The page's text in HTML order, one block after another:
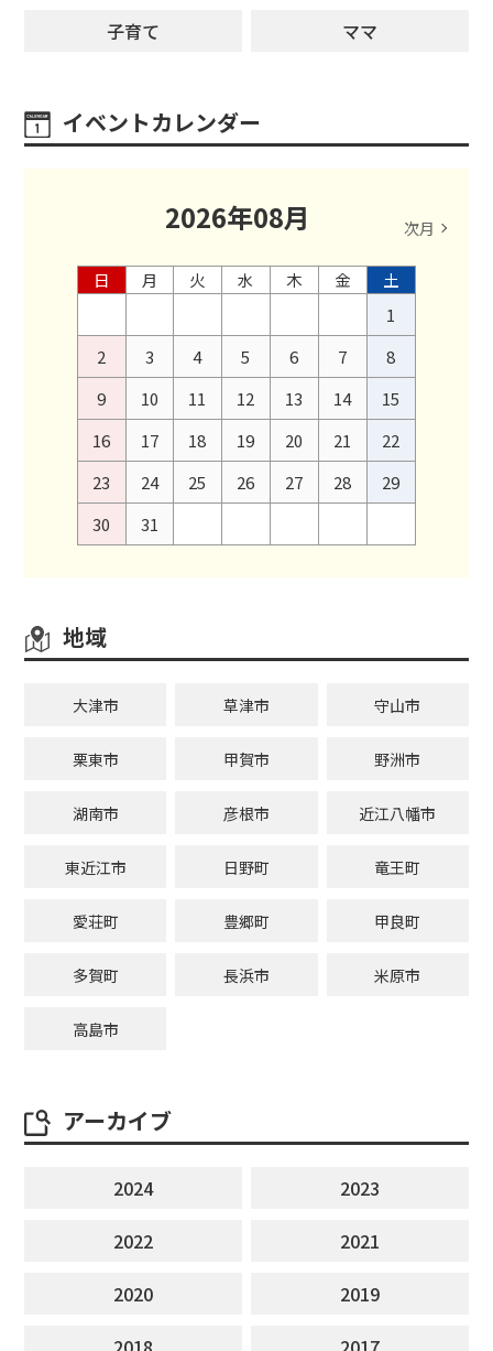
子育て
ママ
イベントカレンダー
2026年08月 次月
日 月 火 水 木 金
土
1
2
3 4 5 6 7
8
9
10 11 12 13 14
15
16
17 18 19 20 21
22
23
24 25 26 27 28
29
30
31
地域
大津市 草津市 守山市
栗東市 甲賀市 野洲市
湖南市 彦根市 近江八幡市
東近江市 日野町 竜王町
愛荘町 豊郷町 甲良町
多賀町 長浜市 米原市
高島市
アーカイブ
2024
2023
2022
2021
2020
2019